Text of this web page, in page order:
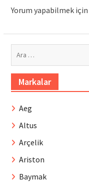
Yorum yapabilmek için
Markalar
Aeg
Altus
Arçelik
Ariston
Baymak